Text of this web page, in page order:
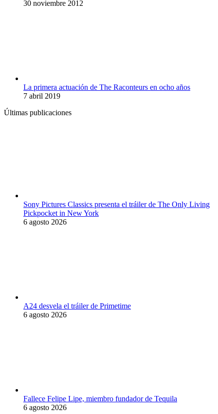
30 noviembre 2012
La primera actuación de The Raconteurs en ocho años
7 abril 2019
Últimas publicaciones
Sony Pictures Classics presenta el tráiler de The Only Living
Pickpocket in New York
6 agosto 2026
A24 desvela el tráiler de Primetime
6 agosto 2026
Fallece Felipe Lipe, miembro fundador de Tequila
6 agosto 2026